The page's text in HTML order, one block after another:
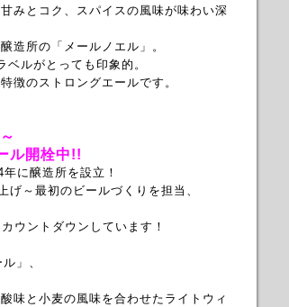
みとコク、スパイスの風味が味わい深
造所の「メールノエル」。
ルがとっても印象的。
徴のストロングエールです。
ル開栓中!!
に醸造所を設立！
～最初のビールづくりを担当、
ウントダウンしています！
」、
味と小麦の風味を合わせたライトウィ